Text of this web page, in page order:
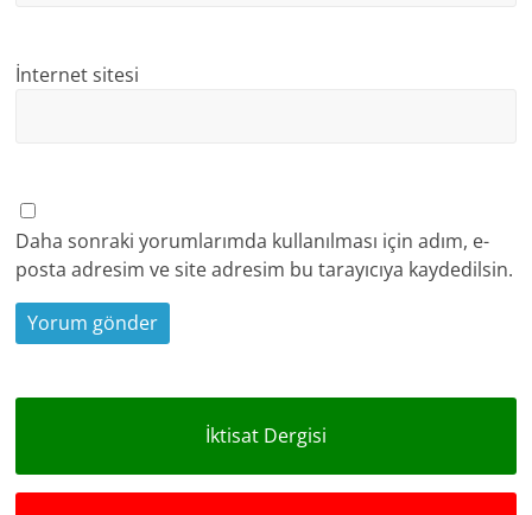
İnternet sitesi
Daha sonraki yorumlarımda kullanılması için adım, e-
posta adresim ve site adresim bu tarayıcıya kaydedilsin.
İktisat Dergisi